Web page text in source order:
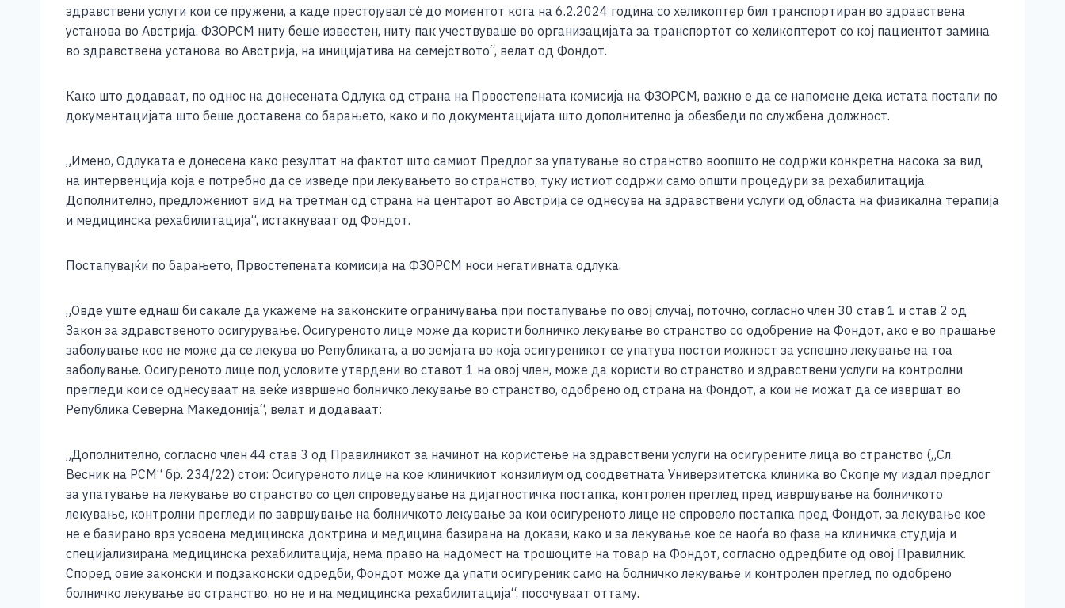
здравствени услуги кои се пружени, а каде престојувал сѐ до моментот кога на 6.2.2024 година со хеликоптер бил транспортиран во здравствена
установа во Австрија. ФЗОРСМ ниту беше известен, ниту пак учествуваше во организацијата за транспортот со хеликоптерот со кој пациентот замина
во здравствена установа во Австрија, на иницијатива на семејството“, велат од Фондот.
Како што додаваат, по однос на донесената Одлука од страна на Првостепената комисија на ФЗОРСМ, важно е да се напомене дека истата постапи по
документацијата што беше доставена со барањето, како и по документацијата што дополнително ја обезбеди по службена должност.
„Имено, Одлуката е донесена како резултат на фактот што самиот Предлог за упатување во странство воопшто не содржи конкретна насока за вид
на интервенција која е потребно да се изведе при лекувањето во странство, туку истиот содржи само општи процедури за рехабилитација.
Дополнително, предложениот вид на третман од страна на центарот во Австрија се однесува на здравствени услуги од областа на физикална терапија
и медицинска рехабилитација“, истакнуваат од Фондот.
Постапувајќи по барањето, Првостепената комисија на ФЗОРСМ носи негативната одлука.
„Овде уште еднаш би сакале да укажеме на законските ограничувања при постапување по овој случај, поточно, согласно член 30 став 1 и став 2 од
Закон за здравственото осигурување. Осигуреното лице може да користи болничко лекување во странство со одобрение на Фондот, ако е во прашање
заболување кое не може да се лекува во Републиката, а во земјата во која осигуреникот се упатува постои можност за успешно лекување на тоа
заболување. Осигуреното лице под условите утврдени во ставот 1 на овој член, може да користи во странство и здравствени услуги на контролни
прегледи кои се однесуваат на веќе извршено болничко лекување во странство, одобрено од страна на Фондот, а кои не можат да се извршат во
Република Северна Македонија“, велат и додаваат:
„Дополнително, согласно член 44 став 3 од Правилникот за начинот на користење на здравствени услуги на осигурените лица во странство („Сл.
Весник на РСМ“ бр. 234/22) стои: Осигуреното лице на кое клиничкиот конзилиум од соодветната Универзитетска клиника во Скопје му издал предлог
за упатување на лекување во странство со цел спроведување на дијагностичка постапка, контролен преглед пред извршување на болничкото
лекување, контролни прегледи по завршување на болничкото лекување за кои осигуреното лице не спровело постапка пред Фондот, за лекување кое
не е базирано врз усвоена медицинска доктрина и медицина базирана на докази, како и за лекување кое се наоѓа во фаза на клиничка студија и
специјализирана медицинска рехабилитација, нема право на надомест на трошоците на товар на Фондот, согласно одредбите од овој Правилник.
Според овие законски и подзаконски одредби, Фондот може да упати осигуреник само на болничко лекување и контролен преглед по одобрено
болничко лекување во странство, но не и на медицинска рехабилитација“, посочуваат оттаму.